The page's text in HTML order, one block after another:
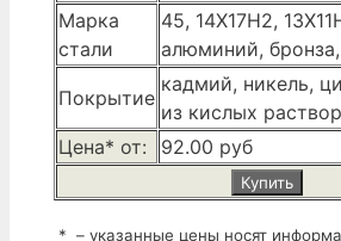
Марка
стали
45, 14Х17Н2,
алюминий,
Покрытие
кадмий, никель,
из кислых
Цена* от:
92.00 руб
Купить
* – указанные цены носят